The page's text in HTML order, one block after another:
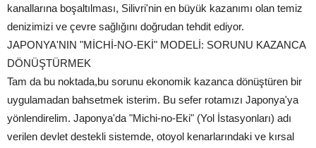
kanallarına boşaltılması, Silivri'nin en büyük kazanımı olan temiz
denizimizi ve çevre sağlığını doğrudan tehdit ediyor.
JAPONYA'NIN "MİCHİ-NO-EKİ" MODELİ: SORUNU KAZANCA
DÖNÜŞTÜRMEK
Tam da bu noktada,bu sorunu ekonomik kazanca dönüştüren bir
uygulamadan bahsetmek isterim. Bu sefer rotamızı Japonya'ya
yönlendirelim. Japonya'da "Michi-no-Eki" (Yol İstasyonları) adı
verilen devlet destekli sistemde, otoyol kenarlarındaki ve kırsal